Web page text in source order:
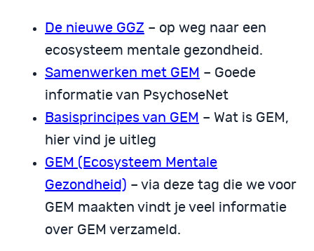
De nieuwe GGZ – op weg naar een
ecosysteem mentale gezondheid.
Samenwerken met GEM – Goede
informatie van PsychoseNet
Basisprincipes van GEM – Wat is GEM,
hier vind je uitleg
GEM (Ecosysteem Mentale
Gezondheid) – via deze tag die we voor
GEM maakten vindt je veel informatie
over GEM verzameld.